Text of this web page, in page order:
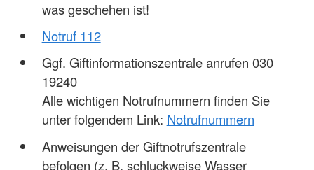
was geschehen ist!
Notruf 112
Ggf. Giftinformationszentrale anrufen 030
19240
Alle wichtigen Notrufnummern finden Sie
unter folgendem Link: Notrufnummern
Anweisungen der Giftnotrufszentrale
befolgen (z. B. schluckweise Wasser